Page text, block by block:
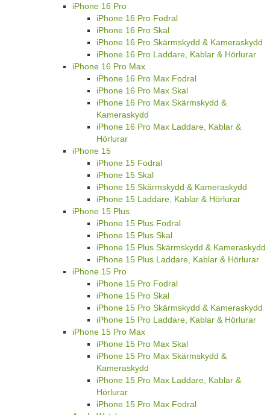
iPhone 16 Pro
iPhone 16 Pro Fodral
iPhone 16 Pro Skal
iPhone 16 Pro Skärmskydd & Kameraskydd
iPhone 16 Pro Laddare, Kablar & Hörlurar
iPhone 16 Pro Max
iPhone 16 Pro Max Fodral
iPhone 16 Pro Max Skal
iPhone 16 Pro Max Skärmskydd &
Kameraskydd
iPhone 16 Pro Max Laddare, Kablar &
Hörlurar
iPhone 15
iPhone 15 Fodral
iPhone 15 Skal
iPhone 15 Skärmskydd & Kameraskydd
iPhone 15 Laddare, Kablar & Hörlurar
iPhone 15 Plus
iPhone 15 Plus Fodral
iPhone 15 Plus Skal
iPhone 15 Plus Skärmskydd & Kameraskydd
iPhone 15 Plus Laddare, Kablar & Hörlurar
iPhone 15 Pro
iPhone 15 Pro Fodral
iPhone 15 Pro Skal
iPhone 15 Pro Skärmskydd & Kameraskydd
iPhone 15 Pro Laddare, Kablar & Hörlurar
iPhone 15 Pro Max
iPhone 15 Pro Max Skal
iPhone 15 Pro Max Skärmskydd &
Kameraskydd
iPhone 15 Pro Max Laddare, Kablar &
Hörlurar
iPhone 15 Pro Max Fodral